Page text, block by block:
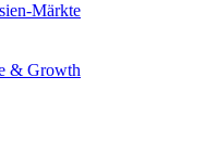
Märkte
& Growth